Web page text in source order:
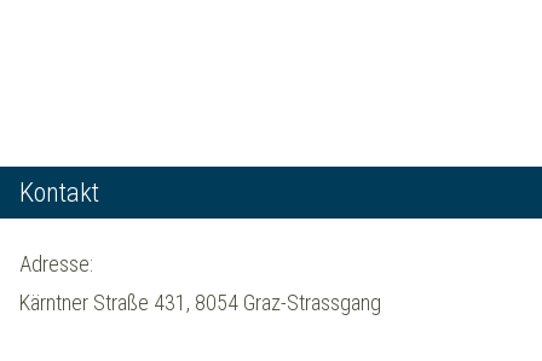
Kontakt
Adresse:
Kärntner Straße 431, 8054 Graz-Strassgang